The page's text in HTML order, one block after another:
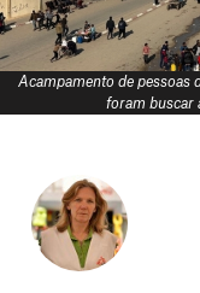
Acampamento de pessoas
foram buscar